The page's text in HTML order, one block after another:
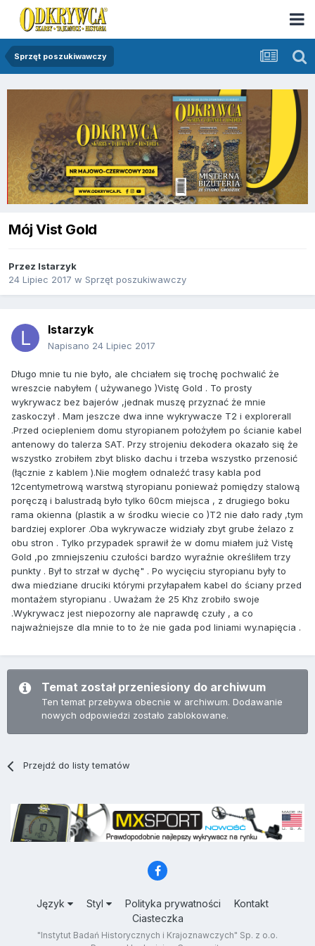
Sprzęt poszukiwawczy
Mój Vist Gold
Przez lstarzyk
24 Lipiec 2017 w Sprzęt poszukiwawczy
lstarzyk
Napisano 24 Lipiec 2017
Długo mnie tu nie było, ale chciałem się trochę pochwalić że
wreszcie nabyłem ( używanego )Vistę Gold . To prosty
wykrywacz bez bajerów ,jednak muszę przyznać że mnie
zaskoczył . Mam jeszcze dwa inne wykrywacze T2 i exploreraII
.Przed ociepleniem domu styropianem położyłem po ścianie kabel
antenowy do talerza SAT. Przy strojeniu dekodera okazało się że
wszystko zrobiłem zbyt blisko dachu i trzeba wszystko przenosić
(łącznie z kablem ).Nie mogłem odnaleźć trasy kabla pod
12centymetrową warstwą styropianu ponieważ pomiędzy stalową
poręczą i balustradą było tylko 60cm miejsca , z drugiego boku
rama okienna (plastik a w środku wiecie co )T2 nie dało rady ,tym
bardziej explorer .Oba wykrywacze widziały zbyt grube żelazo z
obu stron . Tylko przypadek sprawił że w domu miałem już Vistę
Gold ,po zmniejszeniu czułości bardzo wyraźnie określiłem trzy
punkty . Był to strzał w dychę" . Po wycięciu styropianu były to
dwa miedziane druciki którymi przyłapałem kabel do ściany przed
montażem styropianu . Uważam że 25 Khz zrobiło swoje
.Wykrywacz jest niepozorny ale naprawdę czuły , a co
najważniejsze dla mnie to to że nie gada pod liniami wy.napięcia .
Temat został przeniesiony do archiwum
Ten temat przebywa obecnie w archiwum. Dodawanie
nowych odpowiedzi zostało zablokowane.
Przejdź do listy tematów
Język Styl Polityka prywatności
Kontakt
Ciasteczka
"Instytut Badań Historycznych i Krajoznawczych" Sp. z o.o.